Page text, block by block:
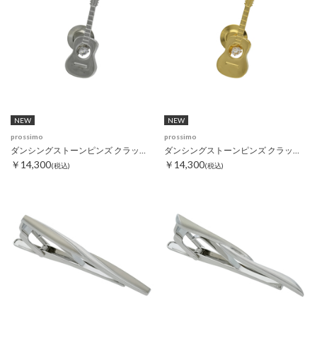
NEW
prossimo
ダンシングストーンピンズ クラッシックギター
￥14,300(税込)
NEW
prossimo
ダンシングストーンピンズ クラッシックギター ゴールド
￥14,300(税込)